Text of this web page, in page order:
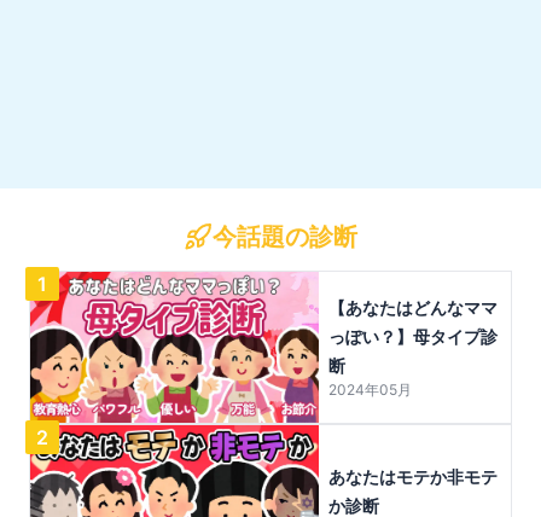
今話題の診断
1
【あなたはどんなママ
っぽい？】母タイプ診
断
2024年05月
2
あなたはモテか非モテ
か診断